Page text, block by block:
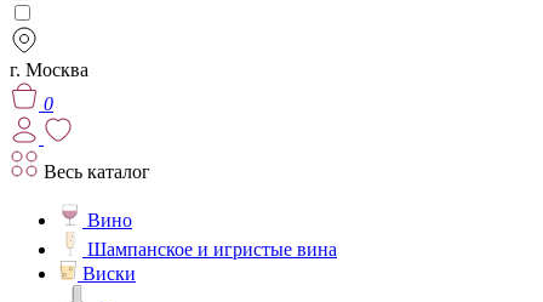
г. Москва
0
Весь каталог
Вино
Шампанское и игристые вина
Виски